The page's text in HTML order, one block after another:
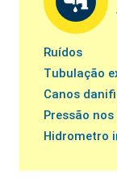
Ruídos
Tubulação
Canos
Pressão
Hidrometro